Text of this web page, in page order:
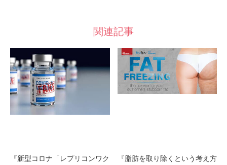
関連記事
『新型コロナ「レプリコンワク
『脂肪を取り除くという考え方